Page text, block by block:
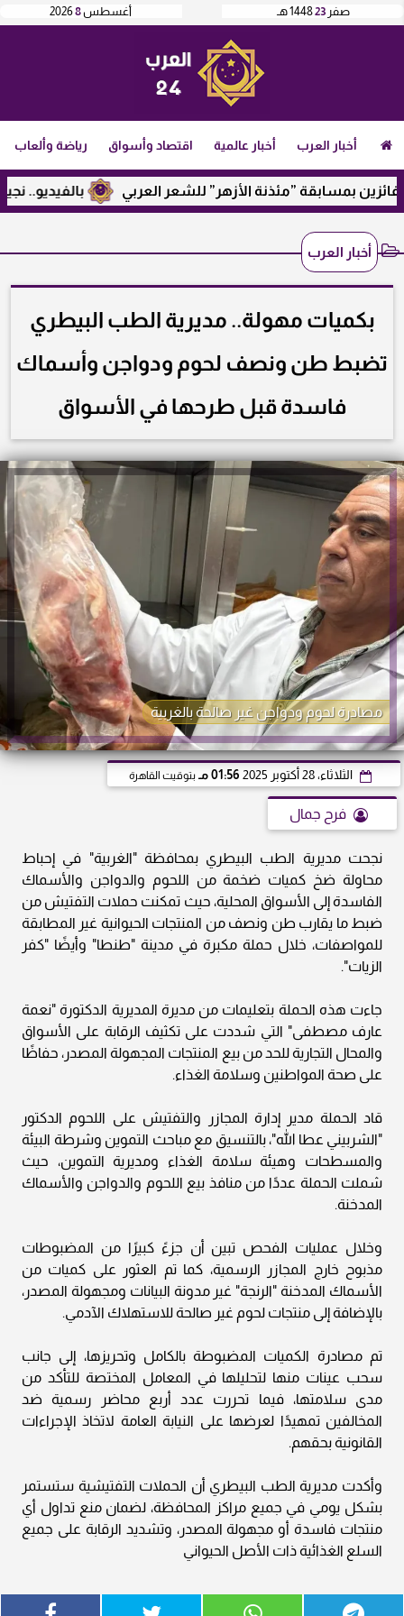
أغسطس8
2026 صفر 231448 هـ
أخبار العرب أخبار عالمية اقتصاد وأسواق رياضة وألعاب
بالفيديو.. نجيب بمسابقة ”مئذنة الأزهر” للشعر العربي
أخبار العرب
بكميات مهولة.. مديرية الطب البيطري
تضبط طن ونصف لحوم ودواجن وأسماك
فاسدة قبل طرحها في الأسواق
مصادرة لحوم ودواجن غير صالحة بالغربية
الثلاثاء، 28 أكتوبر 2025 01:56 مـ بتوقيت القاهرة
فرح جمال
نجحت مديرية الطب البيطري بمحافظة "الغربية" في إحباط
محاولة ضخ كميات ضخمة من اللحوم والدواجن والأسماك
الفاسدة إلى الأسواق المحلية، حيث تمكنت حملات التفتيش من
ضبط ما يقارب طن ونصف من المنتجات الحيوانية غير المطابقة
للمواصفات، خلال حملة مكبرة في مدينة "طنطا" وأيضًا "كفر
الزيات".
جاءت هذه الحملة بتعليمات من مديرة المديرية الدكتورة "نعمة
عارف مصطفى" التي شددت على تكثيف الرقابة على الأسواق
والمحال التجارية للحد من بيع المنتجات المجهولة المصدر، حفاظًا
على صحة المواطنين وسلامة الغذاء.
قاد الحملة مدير إدارة المجازر والتفتيش على اللحوم الدكتور
"الشربيني عطا الله"، بالتنسيق مع مباحث التموين وشرطة البيئة
والمسطحات وهيئة سلامة الغذاء ومديرية التموين، حيث
شملت الحملة عددًا من منافذ بيع اللحوم والدواجن والأسماك
المدخنة.
وخلال عمليات الفحص تبين أن جزءً كبيرًا من المضبوطات
مذبوح خارج المجازر الرسمية، كما تم العثور على كميات من
الأسماك المدخنة "الرنجة" غير مدونة البيانات ومجهولة المصدر،
بالإضافة إلى منتجات لحوم غير صالحة للاستهلاك الآدمي.
تم مصادرة الكميات المضبوطة بالكامل وتحريزها، إلى جانب
سحب عينات منها لتحليلها في المعامل المختصة للتأكد من
مدى سلامتها، فيما تحررت عدد أربع محاضر رسمية ضد
المخالفين تمهيدًا لعرضها على النيابة العامة لاتخاذ الإجراءات
القانونية بحقهم.
وأكدت مديرية الطب البيطري أن الحملات التفتيشية ستستمر
بشكل يومي في جميع مراكز المحافظة، لضمان منع تداول أي
منتجات فاسدة أو مجهولة المصدر، وتشديد الرقابة على جميع
السلع الغذائية ذات الأصل الحيواني